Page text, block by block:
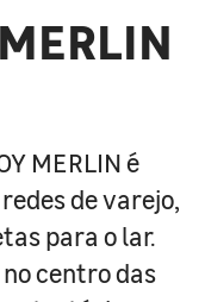
MERLIN é
de varejo,
para o lar.
centro das